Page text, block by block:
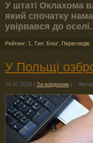
У штаті Оклахома
який спочатку
увірвався до
Рейтинг: 1 Тип: Блоґ Переглядів:
У Польщі
24.07.2026 | За кордоном |